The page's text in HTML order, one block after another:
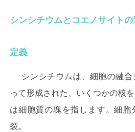
シンシチウムとコエノサイト
定義
シンシチウムは、細胞の融
って形成された、いくつかの核
は細胞質の塊を指します。細胞
裂。